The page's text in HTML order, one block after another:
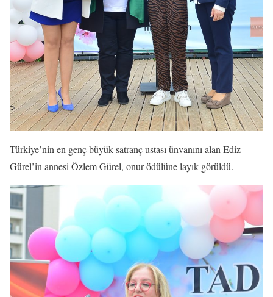
Türkiye’nin en genç büyük satranç ustası ünvanını alan Ediz
Gürel’in annesi Özlem Gürel, onur ödülüne layık görüldü.